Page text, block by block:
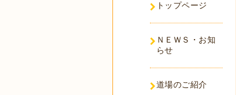
トップページ
ＮＥＷＳ・お知
らせ
道場のご紹介